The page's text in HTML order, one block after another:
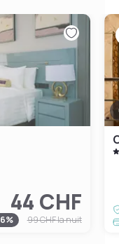
44 CHF
% 99 CHFla nuit